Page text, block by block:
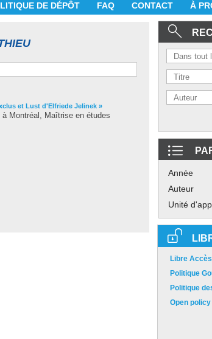
DE DÉPÔT FAQ CONTACT À
et Lust d'Elfriede Jelinek »
Montréal, Maîtrise en études
Année
Auteur
Unité
Libre
Politique
Politique
Open